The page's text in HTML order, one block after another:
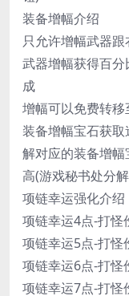
装备增幅介绍
只允许增幅武器
武器增幅获得百
成
增幅可以免费转
装备增幅宝石获
解对应的装备增
高(游戏秘书处分
项链幸运强化介绍
项链幸运4点-打怪
项链幸运5点-打怪
项链幸运6点-打怪
项链幸运7点-打怪